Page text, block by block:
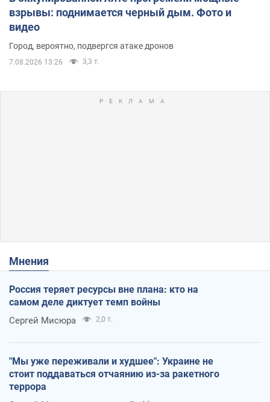
взрывы: поднимается черный дым. Фото и
видео
Город, вероятно, подвергся атаке дронов
7.08.2026 13:26 3,3 т.
Мнения
Россия теряет ресурсы вне плана: кто на
самом деле диктует темп войны
Сергей Мисюра 2,0 т.
"Мы уже переживали и худшее": Украине не
стоит поддаваться отчаянию из-за ракетного
террора